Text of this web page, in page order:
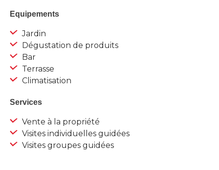
Equipements
Jardin
Dégustation de produits
Bar
Terrasse
Climatisation
Services
Vente à la propriété
Visites individuelles guidées
Visites groupes guidées